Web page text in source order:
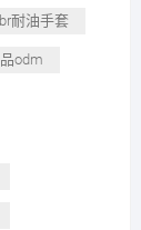
耐油手套
odm